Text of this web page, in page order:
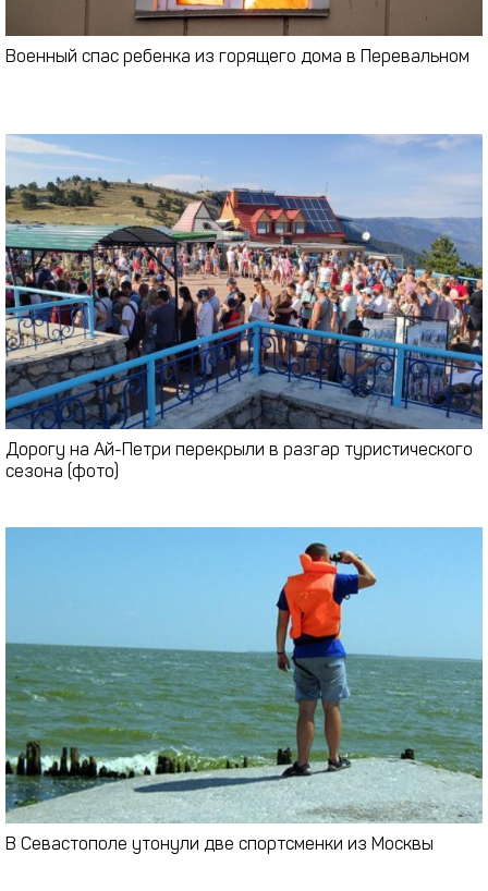
Военный спас ребенка из горящего дома в Перевальном
Дорогу на Ай-Петри перекрыли в разгар туристического
сезона (фото)
В Севастополе утонули две спортсменки из Москвы